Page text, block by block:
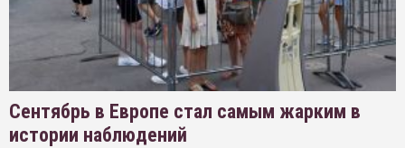
Сентябрь в Европе стал самым жарким в
истории наблюдений